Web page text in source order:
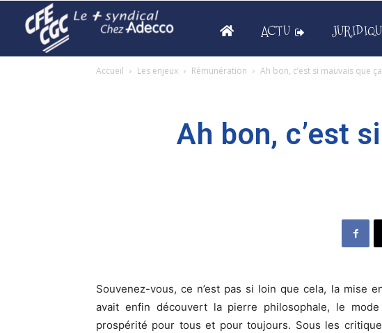
ACTU
Accueil Les enjeux Rémunération Ah bon, c’est si mauvais que
Ah bon, c’est
Souvenez-vous, ce n’est pas si loin que cela, la mise
avait enfin découvert la pierre philosophale, le
prospérité pour tous et pour toujours. Sous les